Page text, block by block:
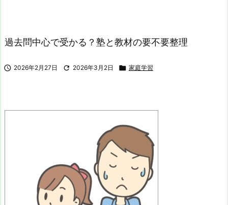
過去問中心で受かる？塾と教材の要不要整理
 2026年2月27日  2026年3月2日  家庭学習